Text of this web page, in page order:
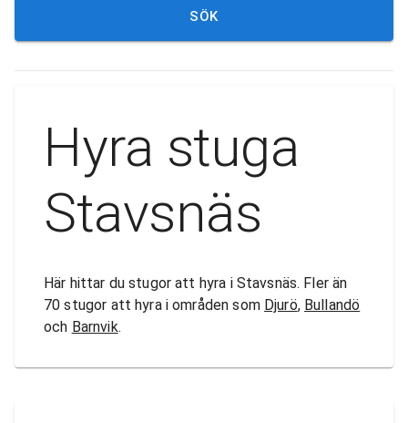
SÖK
Hyra stuga
Stavsnäs
Här hittar du stugor att hyra i Stavsnäs. Fler än
70 stugor att hyra i områden som Djurö, Bullandö
och Barnvik.